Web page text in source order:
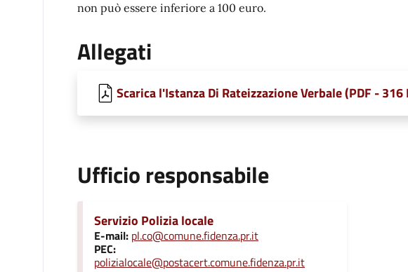
non può essere inferiore a 100 euro.
Allegati
Scarica l'Istanza Di Rateizzazione Verbale (PDF - 316
Ufficio responsabile
Servizio Polizia locale
E-mail: pl.co@comune.fidenza.pr.it
PEC:
polizialocale@postacert.comune.fidenza.pr.it